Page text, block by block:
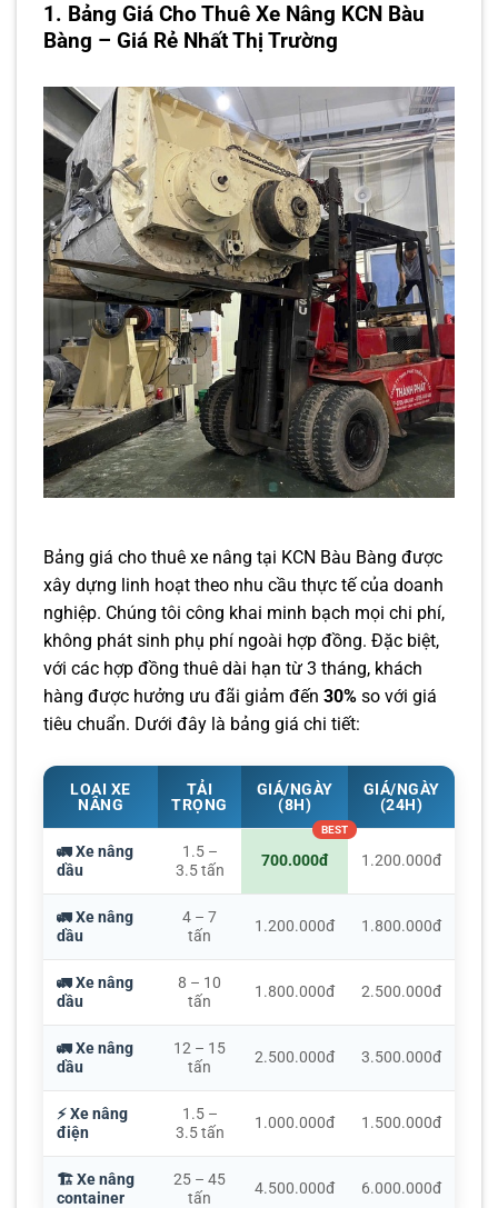
1. Bảng Giá Cho Thuê Xe Nâng KCN Bàu
Bàng – Giá Rẻ Nhất Thị Trường
Bảng giá cho thuê xe nâng tại KCN Bàu Bàng được
xây dựng linh hoạt theo nhu cầu thực tế của doanh
nghiệp. Chúng tôi công khai minh bạch mọi chi phí,
không phát sinh phụ phí ngoài hợp đồng. Đặc biệt,
với các hợp đồng thuê dài hạn từ 3 tháng, khách
hàng được hưởng ưu đãi giảm đến 30% so với giá
tiêu chuẩn. Dưới đây là bảng giá chi tiết:
LOẠI XE
NÂNG
TẢI
TRỌNG
GIÁ/NGÀY
(8H)
GIÁ/NGÀY
(24H)
🚛 Xe nâng
dầu
1.5 –
3.5 tấn
700.000đ 1.200.000đ
🚛 Xe nâng
dầu
4 – 7
tấn
1.200.000đ 1.800.000đ
🚛 Xe nâng
dầu
8 – 10
tấn
1.800.000đ 2.500.000đ
🚛 Xe nâng
dầu
12 – 15
tấn
2.500.000đ 3.500.000đ
⚡ Xe nâng
điện
1.5 –
3.5 tấn
1.000.000đ 1.500.000đ
🏗️ Xe nâng
container
25 – 45
tấn
4.500.000đ 6.000.000đ